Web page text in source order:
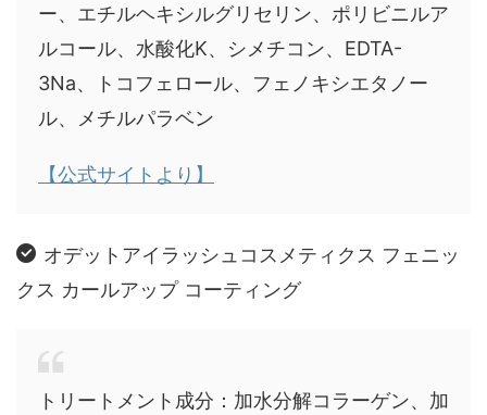
ー、エチルヘキシルグリセリン、ポリビニルア
ルコール、水酸化K、シメチコン、EDTA-
3Na、トコフェロール、フェノキシエタノー
ル、メチルパラベン
【公式サイトより】
オデットアイラッシュコスメティクス フェニッ
クス カールアップ コーティング
トリートメント成分：加水分解コラーゲン、加